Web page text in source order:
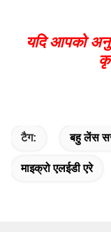
यदि आपको
टैग: बहु लेंस
माइक्रो एलईडी एरे